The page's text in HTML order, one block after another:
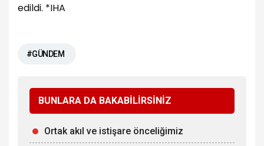
edildi. *IHA
#GÜNDEM
BUNLARA DA BAKABİLİRSİNİZ
Ortak akıl ve istişare önceliğimiz